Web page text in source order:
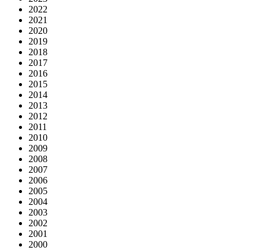
2022
2021
2020
2019
2018
2017
2016
2015
2014
2013
2012
2011
2010
2009
2008
2007
2006
2005
2004
2003
2002
2001
2000